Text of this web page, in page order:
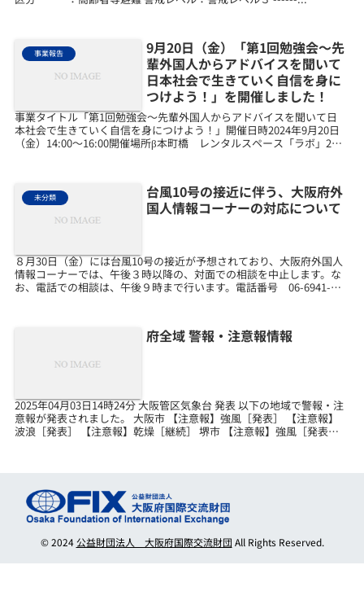
事業報告
9月20日（金）「第1回勉強会～先
輩外国人からアドバイスを聞いて
日本社会で生きていく自信を身に
つけよう！」を開催しました！
事業タイトル「第1回勉強会～先輩外国人からアドバイスを聞いて日
本社会で生きていく自信を身につけよう！」開催日時2024年9月20日
（金）14:00～16:00開催場所β本町橋 レンタルスペース「ラボ」2階
未分類
台風10号の接近に伴う、大阪府外
国人情報コーナーの対応について
８月30日（金）には台風10号の接近が予想されており、大阪府外国人
情報コーナーでは、午後３時以降の、対面での相談を中止します。な
お、電話での相談は、午後９時まで行います。電話番号 06-6941-
府全域 警報・注意報情報
2025年04月03日14時24分 大阪管区気象台 発表 以下の地域で警報・注
意報が発表されました。 大阪市 【注意報】強風［発表］ 【注意報】
波浪［発表］ 【注意報】乾燥［継続］ 堺市 【注意報】強風［発表］
© 2024公益財団法人 大阪府国際交流財団 All Rights Reserved.